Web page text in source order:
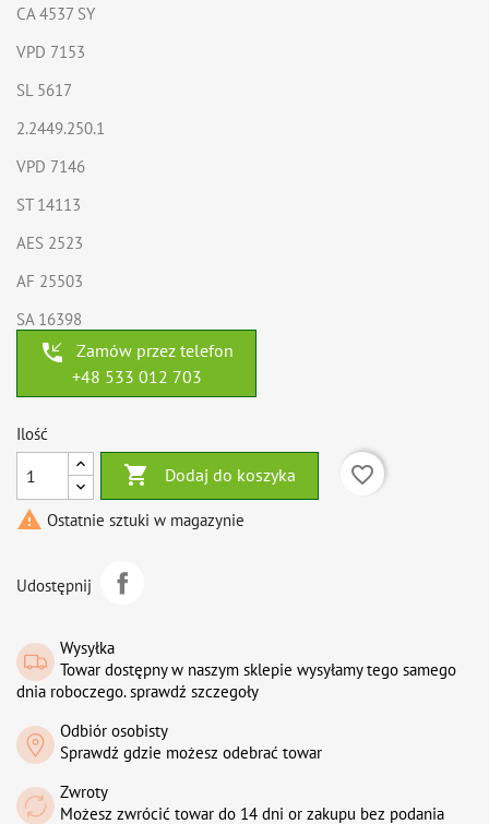
CA 4537 SY
VPD 7153
SL 5617
2.2449.250.1
VPD 7146
ST 14113
AES 2523
AF 25503
SA 16398
phone_callback
Zamów przez telefon
+48 533 012 703
Ilość
 Dodaj do koszyka
favorite_border
 Ostatnie sztuki w magazynie
Udostępnij
Wysyłka
Towar dostępny w naszym sklepie wysyłamy tego samego
dnia roboczego. sprawdź szczegoły
Odbiór osobisty
Sprawdź gdzie możesz odebrać towar
Zwroty
Możesz zwrócić towar do 14 dni or zakupu bez podania